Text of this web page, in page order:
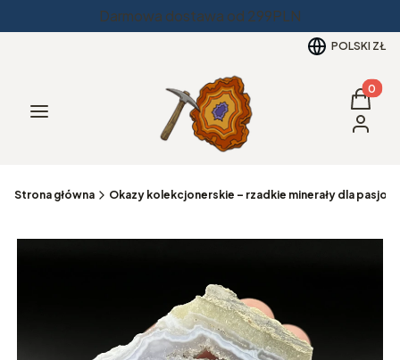
Darmowa dostawa od 299PLN
POLSKI ZŁ
Menu
Koszyk
Strona główna Okazy kolekcjonerskie – rzadkie minerały dla